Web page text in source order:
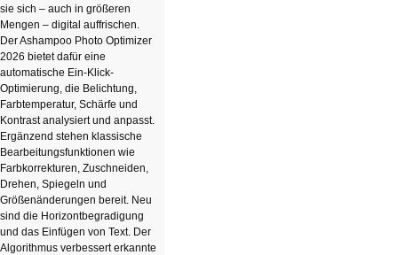
sie sich – auch in größeren
Mengen – digital auffrischen.
Der Ashampoo Photo Optimizer
2026 bietet dafür eine
automatische Ein-Klick-
Optimierung, die Belichtung,
Farbtemperatur, Schärfe und
Kontrast analysiert und anpasst.
Ergänzend stehen klassische
Bearbeitungsfunktionen wie
Farbkorrekturen, Zuschneiden,
Drehen, Spiegeln und
Größenänderungen bereit. Neu
sind die Horizontbegradigung
und das Einfügen von Text. Der
Algorithmus verbessert erkannte